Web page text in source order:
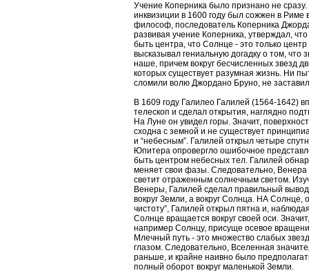
Учение Коперника было признано не
инквизиции в 1600 году был сожжен в
философ, последователь Коперника
развивая учение Коперника, утверждал,
быть центра, что Солнце - это только
высказывал гениальную догадку о том, что
наше, причем вокруг бесчисленных звезд
которых существует разумная жизнь. Ни
сломили волю Джордано Бруно, не
В 1609 году Галилео Галилей (1564-1642)
телескоп и сделал открытия, наглядно
На Луне он увидел горы. Значит,
сходна с земной и не существует
и “небесным”. Галилей открыл четыре
Юпитера опровергло ошибочное
быть центром небесных тел. Галилей
меняет свои фазы. Следовательно,
светит отраженным солнечным светом.
Венеры, Галилей сделал правильный
вокруг Земли, а вокруг Солнца. НА Солнце,
чистоту”, Галилей открыл пятна и,
Солнце вращается вокруг своей оси.
например Солнцу, присуще осевое
Млечный путь - это множество слабых
глазом. Следовательно, Вселенная
раньше, и крайне наивно было
полный оборот вокруг маленькой Земли.